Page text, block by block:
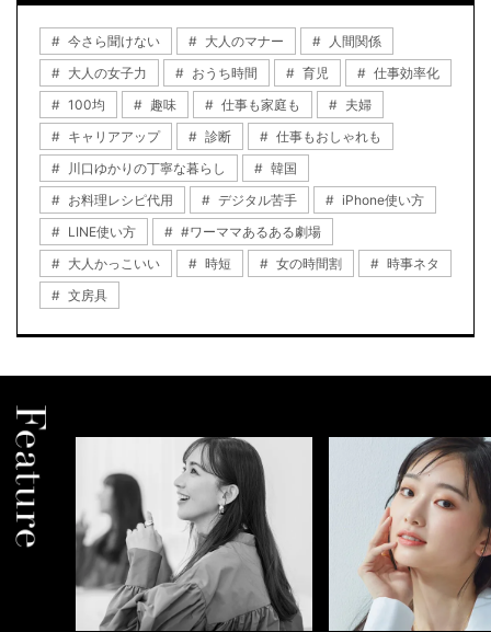
今さら聞けない 大人のマナー
人間関係
大人の女子力
おうち時間 育児
仕事効率化
100均
趣味 仕事も家庭も
夫婦
キャリアアップ
診断
仕事もおしゃれも
川口ゆかりの丁寧な暮らし
韓国
お料理レシピ代用
デジタル苦手
iPhone使い方
LINE使い方
#ワーママあるある劇場
大人かっこいい
時短 女の時間割
時事ネタ
文房具